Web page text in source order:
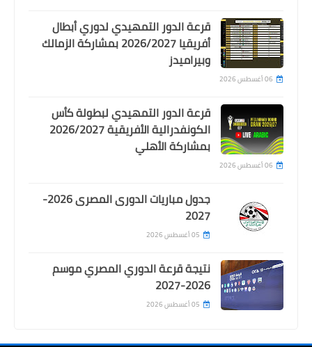
sport tv
قناة موريتانيا الرياضية بث مباشر Arriadia
MR‎ الموريتانية الرياضية
الخطيب يشكر شوقي ومهند وسراج الدين
ومي ويتجاهل حسام غالي
قرعة الدور التمهيدي لدوري أبطال
أفريقيا 2026/2027 بمشاركة الزمالك
وبيراميدز
06 أغسطس 2026
قرعة الدور التمهيدي لبطولة كأس
الكونفدرالية الأفريقية 2026/2027
بمشاركة الأهلي
06 أغسطس 2026
جدول مباريات الدورى المصرى 2026-
2027
05 أغسطس 2026
نتيجة قرعة الدوري المصري موسم
2026-2027
05 أغسطس 2026